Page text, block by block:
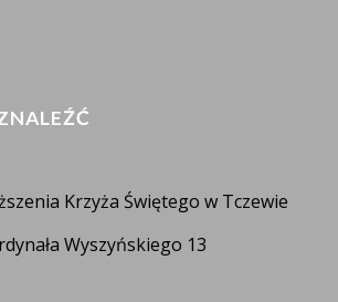
Krzyża Świętego w Tczewie
Wyszyńskiego 13